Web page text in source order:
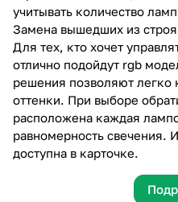
учитывать количество
Замена вышедших из
Для тех, кто хочет
отлично подойдут rgb
решения позволяют легко
оттенки. При выборе
расположена каждая
равномерность свечения.
доступна в карточке.